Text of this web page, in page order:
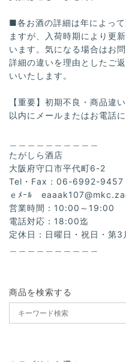
■各お酒の詳細は年によっ
ますが、入荷時期により更
います。気になる場合はお
詳細の違いを理由としたご
いいたします。
【重要】初期不良・商品違
以内にメールまたはお電話
たがしら酒店
大阪府守口市平代町6-2
Tel・Fax：06-6992-9457
ｅﾒｰﾙ
営業時間：10:00～19:00
電話対応：18:00迄
定休日：日曜日・祝日・第
商品を検索する